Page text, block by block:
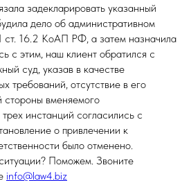
задекларировать указанный
дело об административном
ст. 16.2 КоАП РФ, а затем назначила
с этим, наш клиент обратился с
суд, указав в качестве
требований, отсутствие в его
стороны вменяемого
инстанций согласились с
о привлечении к
было отменено.
Поможем. Звоните
info@law4.biz